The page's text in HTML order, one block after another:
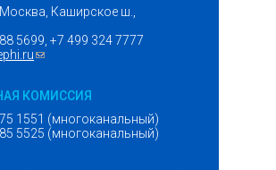
Каширское ш.,
5699, +7 499 324 7777
(ссылка для отправки email)
КОМИССИЯ
1551 (многоканальный)
5525 (многоканальный)